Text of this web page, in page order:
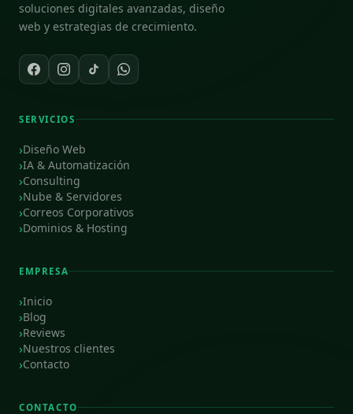
soluciones digitales avanzadas, diseño
web y estrategias de crecimiento.
SERVICIOS
Diseño Web
IA & Automatización
Consulting
Nube & Servidores
Correos Corporativos
Dominios & Hosting
EMPRESA
Inicio
Blog
Reviews
Nuestros clientes
Contacto
CONTACTO